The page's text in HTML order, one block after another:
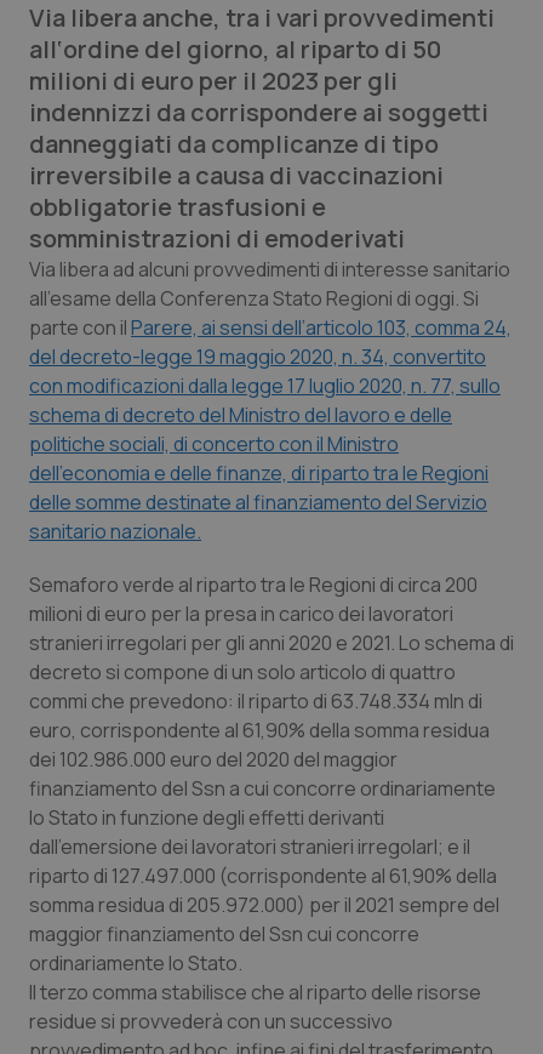
Edizioni Regionali
QS Pro
Professionisti Sanitari.AI
Abruzzo
Basilicata
Calabria
Campania
Emilia-Romagna
Friuli Venezia Giulia
Lazio
Liguria
Lombardia
Marche
Molise
Piemonte
Provincia Autonoma di Bolzano
Provincia Autonoma di Trento
QS Pro Gold
Artrite & artrosi
Asma & BPCO
Car-T
Colesterolo & coronaropatie
Dermatite Atopica
Diabete & glucometri
Disturbi dell’umore
Dolore
Donna & Salute
Epatiti
HIV
Infezioni & Febbre
Ipertensione & Scompenso
QS Club Newsletter
Via libera anche, tra i vari provvedimenti
all‘ordine del giorno, al riparto di 50
milioni di euro per il 2023 per gli
indennizzi da corrispondere ai soggetti
danneggiati da complicanze di tipo
irreversibile a causa di vaccinazioni
obbligatorie trasfusioni e
somministrazioni di emoderivati
Via libera ad alcuni provvedimenti di interesse sanitario
all’esame della Conferenza Stato Regioni di oggi. Si
parte con ilParere, ai sensi dell’articolo 103, comma 24,
del decreto-legge 19 maggio 2020, n. 34, convertito
con modificazioni dalla legge 17 luglio 2020, n. 77, sullo
schema di decreto del Ministro del lavoro e delle
politiche sociali, di concerto con il Ministro
dell’economia e delle finanze, di riparto tra le Regioni
delle somme destinate al finanziamento del Servizio
sanitario nazionale.
Semaforo verde al riparto tra le Regioni di circa 200
milioni di euro per la presa in carico dei lavoratori
stranieri irregolari per gli anni 2020 e 2021. Lo schema di
decreto si compone di un solo articolo di quattro
commi che prevedono: il riparto di 63.748.334 mln di
euro, corrispondente al 61,90% della somma residua
dei 102.986.000 euro del 2020 del maggior
finanziamento del Ssn a cui concorre ordinariamente
lo Stato in funzione degli effetti derivanti
dall’emersione dei lavoratori stranieri irregolarI; e il
riparto di 127.497.000 (corrispondente al 61,90% della
somma residua di 205.972.000) per il 2021 sempre del
maggior finanziamento del Ssn cui concorre
ordinariamente lo Stato.
Il terzo comma stabilisce che al riparto delle risorse
residue si provvederà con un successivo